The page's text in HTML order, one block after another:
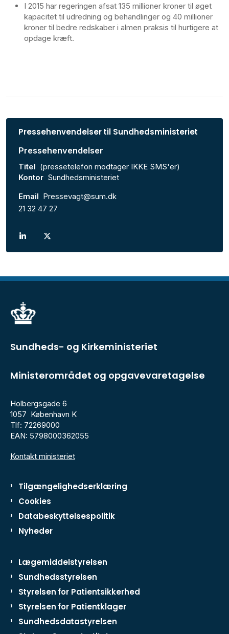
I 2015 har regeringen afsat 135 millioner kroner til øget
kapacitet til udredning og behandlinger og 40 millioner
kroner til bedre redskaber i almen praksis til hurtigere at
opdage kræft.
Pressehenvendelser til Sundhedsministeriet
Pressehenvendelser
Titel (pressetelefon modtager IKKE SMS'er)
Kontor Sundhedsministeriet
Email Pressevagt@sum.dk
21 32 47 27
Sundheds- og Kirkeministeriet
Ministerområdet og opgavevaretagelse
Holbergsgade 6
1057 København K
Tlf: 72269000
EAN: 5798000362055
Kontakt ministeriet
Tilgængelighedserklæring
Cookies
Databeskyttelsespolitik
Nyheder
Lægemiddelstyrelsen
Sundhedsstyrelsen
Styrelsen for Patientsikkerhed
Styrelsen for Patientklager
Sundhedsdatastyrelsen